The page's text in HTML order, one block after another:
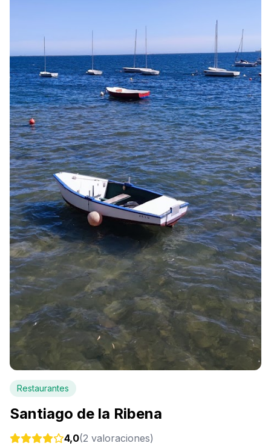
Restaurantes
Santiago de la Ribena
4,0(2 valoraciones)